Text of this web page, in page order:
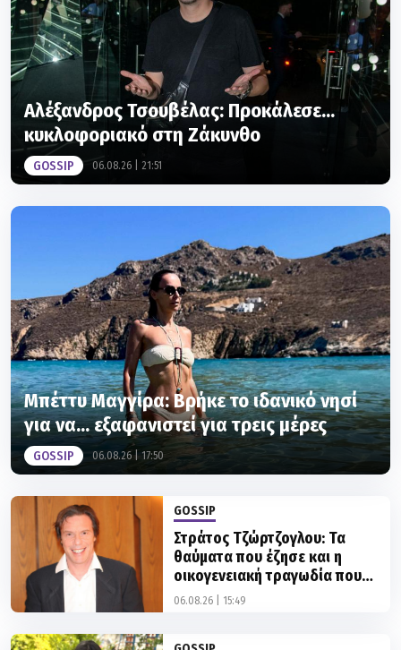
Αλέξανδρος Τσουβέλας: Προκάλεσε...
κυκλοφοριακό στη Ζάκυνθο
GOSSIP 06.08.26 | 21:51
Μπέττυ Μαγγίρα: Βρήκε το ιδανικό νησί
για να... εξαφανιστεί για τρεις μέρες
GOSSIP 06.08.26 | 17:50
GOSSIP
Στράτος Τζώρτζογλου: Τα
θαύματα που έζησε και η
οικογενειακή τραγωδία που
τον σημάδεψε
06.08.26 | 15:49